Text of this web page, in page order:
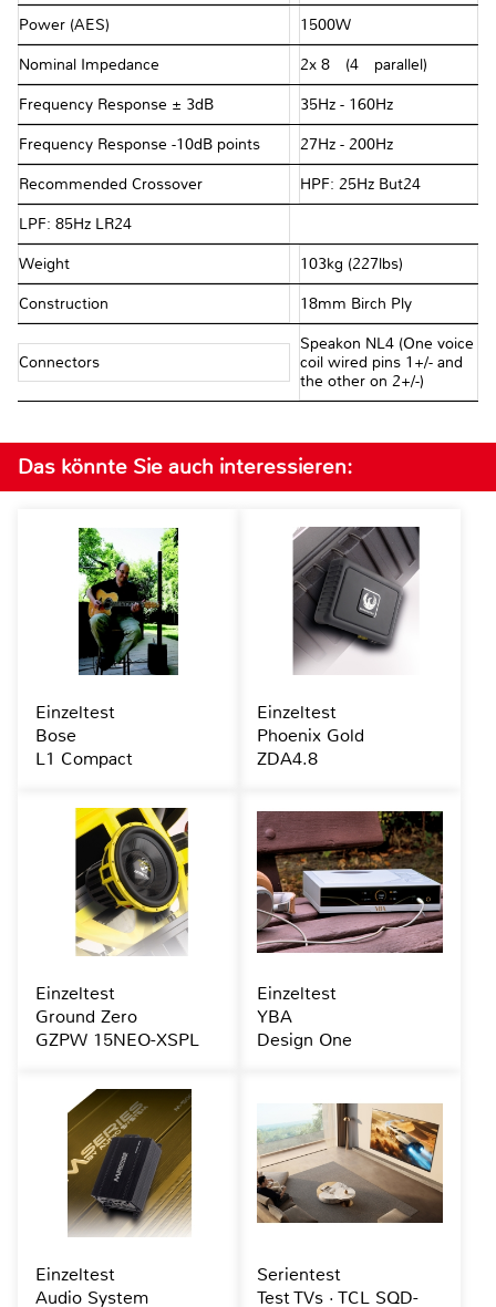
Power (AES) 1500W
Nominal Impedance 2x 8Ω (4Ω parallel)
Frequency Response ± 3dB 35Hz - 160Hz
Frequency Response -10dB points 27Hz - 200Hz
Recommended Crossover HPF: 25Hz But24
LPF: 85Hz LR24
Weight 103kg (227lbs)
Construction 18mm Birch Ply
Connectors
Speakon NL4 (One voice
coil wired pins 1+/- and
the other on 2+/-)
Das könnte Sie auch interessieren:
Einzeltest
Bose
L1 Compact
Einzeltest
Phoenix Gold
ZDA4.8
Einzeltest
Ground Zero
GZPW 15NEO-XSPL
Einzeltest
YBA
Design One
Einzeltest
Audio System
Serientest
Test TVs · TCL SQD-